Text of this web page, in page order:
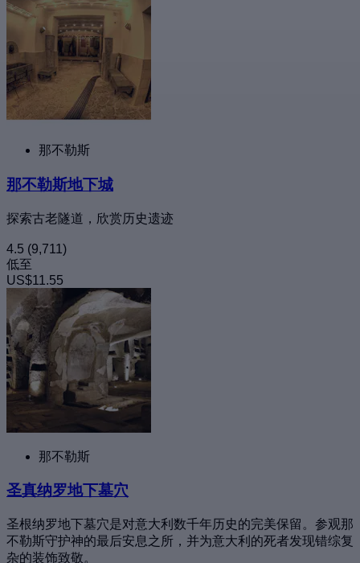
那不勒斯
那不勒斯地下城
探索古老隧道，欣赏历史遗迹
4.5 (9,711)
低至
US$11.55
那不勒斯
圣真纳罗地下墓穴
圣根纳罗地下墓穴是对意大利数千年历史的完美保留。参观那
不勒斯守护神的最后安息之所，并为意大利的死者发现错综复
杂的装饰致敬。